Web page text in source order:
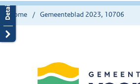
Home Gemeenteblad 2023, 10706